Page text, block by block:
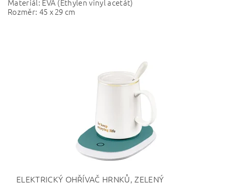
Materiál: EVA (Ethylen vinyl acetát)
Rozměr: 45 x 29 cm
ELEKTRICKÝ OHŘÍVAČ HRNKŮ, ZELENÝ